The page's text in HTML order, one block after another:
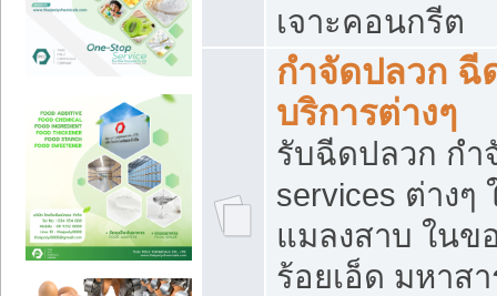
เจาะคอนกรีต
กำจัดปลวก ฉี
บริการต่างๆ
รับฉีดปลวก กำ
services ต่าง
แมลงสาบ ใน
ร้อยเอ็ด มหาส